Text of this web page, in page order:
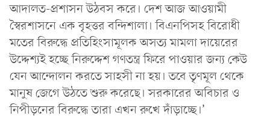
আদালত-প্রশাসন উঠবস করে। দেশ আজ আওয়ামী
স্বৈরশাসনে এক বৃহত্তর বন্দিশালা। বিএনপিসহ বিরোধী
মতের বিরুদ্ধে প্রতিহিংসামূলক অসত্য মামলা দায়েরের
উদ্দেশ্যই হচ্ছে নিরুদ্দেশ গণতন্ত্র ফিরে পাওয়ার জন্য কেউ
যেন আন্দোলন করতে সাহসী না হয়। তবে তৃণমূল থেকে
মানুষ জেগে উঠতে শুরু করেছে। সরকারের অবিচার ও
নিপীড়নের বিরুদ্ধে তারা এখন রুখে দাঁড়াচ্ছে।’